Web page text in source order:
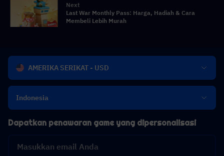
Next
Last War Monthly Pass: Harga, Hadiah & Cara
Membeli Lebih Murah
AMERIKA SERIKAT - USD
Indonesia
Dapatkan penawaran game yang dipersonalisasi